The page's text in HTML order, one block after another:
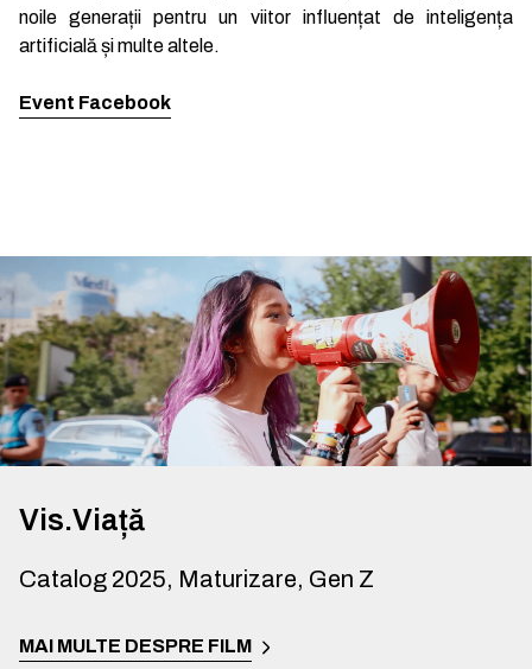
noile generații pentru un viitor influențat de inteligența
artificială și multe altele.
Event Facebook
Vis.Viață
Catalog 2025, Maturizare, Gen Z
MAI MULTE DESPRE FILM